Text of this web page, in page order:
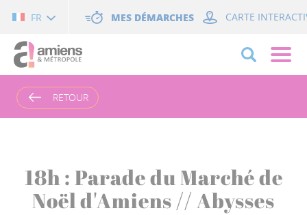
FR MES DÉMARCHES CARTE
RETOUR
18h : Parade du Marché de
Noël d'Amiens // Abysses